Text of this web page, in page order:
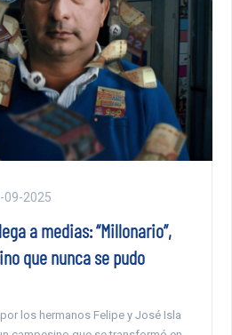
09-2025
a medias: “Millonario”,
que nunca se pudo
los hermanos Felipe y José Isla